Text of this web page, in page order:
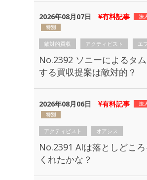
2026年08月07日 有料記事
敵対的買収 アクティビスト エ
No.2392 ソニーによるタ
する買収提案は敵対的？
2026年08月06日 有料記事
アクティビスト オアシス
No.2391 AIは落としどこ
くれたかな？